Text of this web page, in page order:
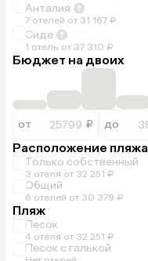
Анталия
7 отелей от 31 167 ₽
Сиде
1 отель от 37 310 ₽
Бюджет на двоих
от ₽ до
Расположение пляжа
Только собственный
3 отеля от 32 251 ₽
Общий
6 отелей от 30 379 ₽
Пляж
Песок
4 отеля от 32 251 ₽
Песок с галькой